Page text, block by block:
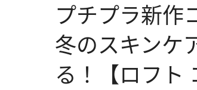
プチプラ新作
冬のスキンケ
る！【ロフト